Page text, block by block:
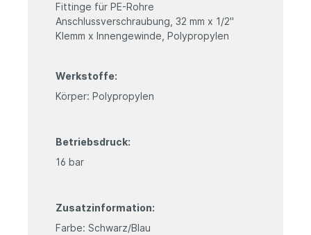
Fittinge für PE-Rohre
Anschlussverschraubung, 32 mm x 1/2"
Klemm x Innengewinde, Polypropylen
Werkstoffe:
Körper: Polypropylen
Betriebsdruck:
16 bar
Zusatzinformation:
Farbe: Schwarz/Blau